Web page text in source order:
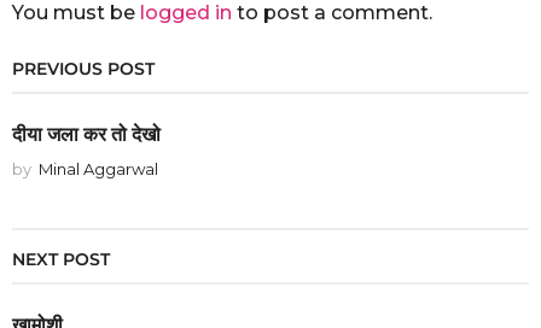
You must be logged in to post a comment.
PREVIOUS POST
दीया जला कर तो देखो
by Minal Aggarwal
NEXT POST